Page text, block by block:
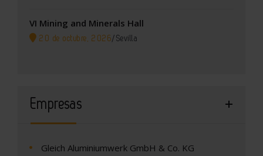
VI Mining and Minerals Hall
20 de octubre, 2026/ Sevilla
Empresas
Gleich Aluminiumwerk GmbH & Co. KG